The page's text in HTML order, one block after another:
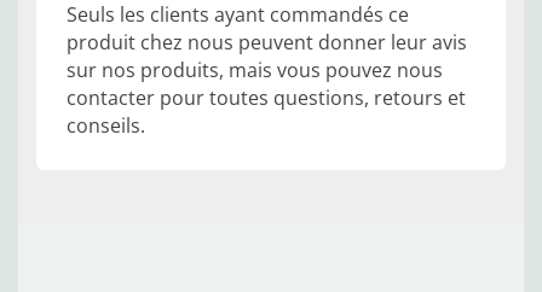
Seuls les clients ayant commandés ce
produit chez nous peuvent donner leur avis
sur nos produits, mais vous pouvez nous
contacter pour toutes questions, retours et
conseils.